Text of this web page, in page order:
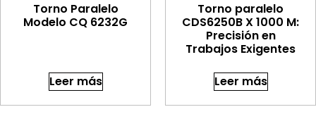
Torno Paralelo
Modelo CQ 6232G
Leer más
Torno paralelo
CDS6250B X 1000 M:
Precisión en
Trabajos Exigentes
Leer más